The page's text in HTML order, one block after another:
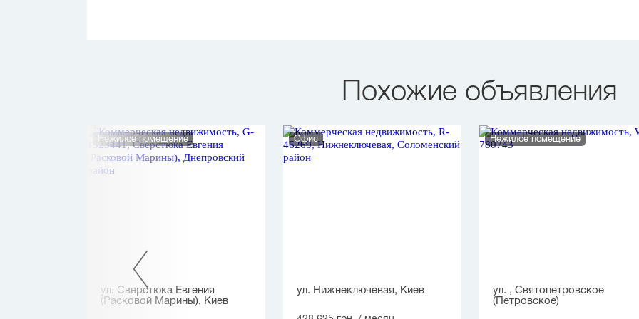
Похожие объявления
Нежилое помещение
ул. Сверстюка Евгения
(Расковой Марины), Киев
Офис
ул. Нижнеключевая, Киев
Нежилое помещение
ул. , Святопетровское
(Петровское)